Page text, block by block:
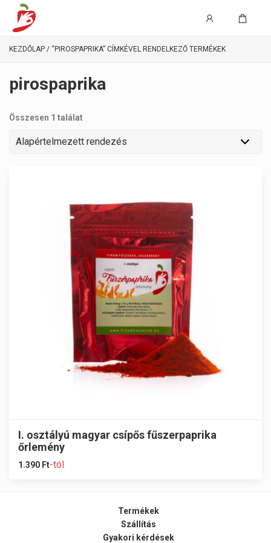
KEZDŐLAP / “PIROSPAPRIKA” CÍMKÉVEL RENDELKEZŐ TERMÉKEK
pirospaprika
Összesen 1 találat
I. osztályú magyar csípős fűszerpaprika
őrlemény
1.390 Ft-tól
Termékek
Szállítás
Gyakori kérdések